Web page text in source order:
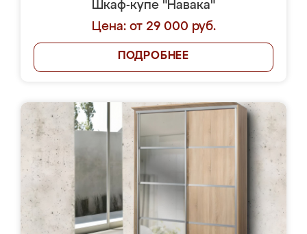
Шкаф-купе "Навака"
Цена: от 29 000 руб.
ПОДРОБНЕЕ